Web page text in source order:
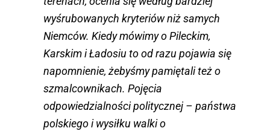
wyśrubowanych kryteriów niż samych
Niemców. Kiedy mówimy o Pileckim,
Karskim i Ładosiu to od razu pojawia się
napomnienie, żebyśmy pamiętali też o
szmalcownikach. Pojęcia
odpowiedzialności politycznej – państwa
polskiego i wysiłku walki o